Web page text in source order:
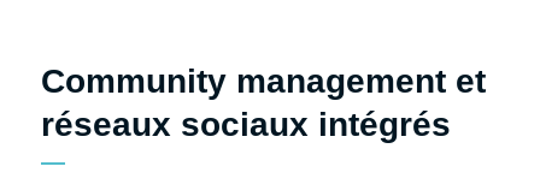
Community management et
réseaux sociaux intégrés